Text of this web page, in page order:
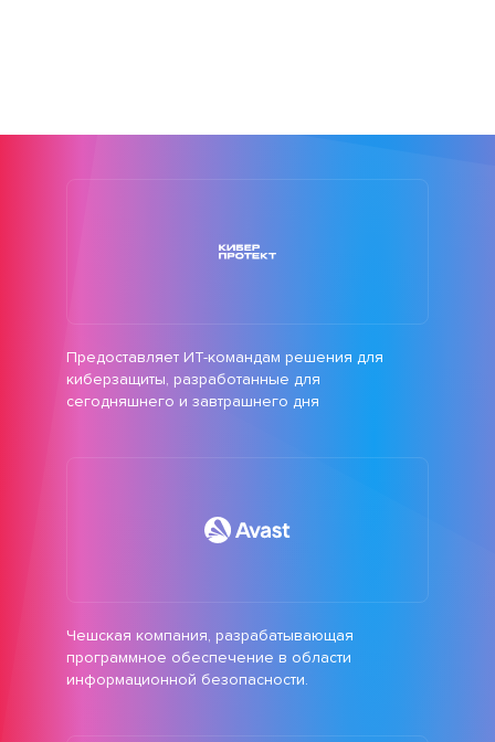
Предоставляет ИТ-командам решения для
киберзащиты, разработанные для
сегодняшнего и завтрашнего дня
Чешская компания, разрабатывающая
программное обеспечение в области
информационной безопасности.